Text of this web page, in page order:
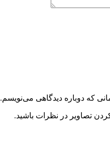
که دوباره دیدگاهی می‌نویسم.
تصاویر در نظرات باشید.